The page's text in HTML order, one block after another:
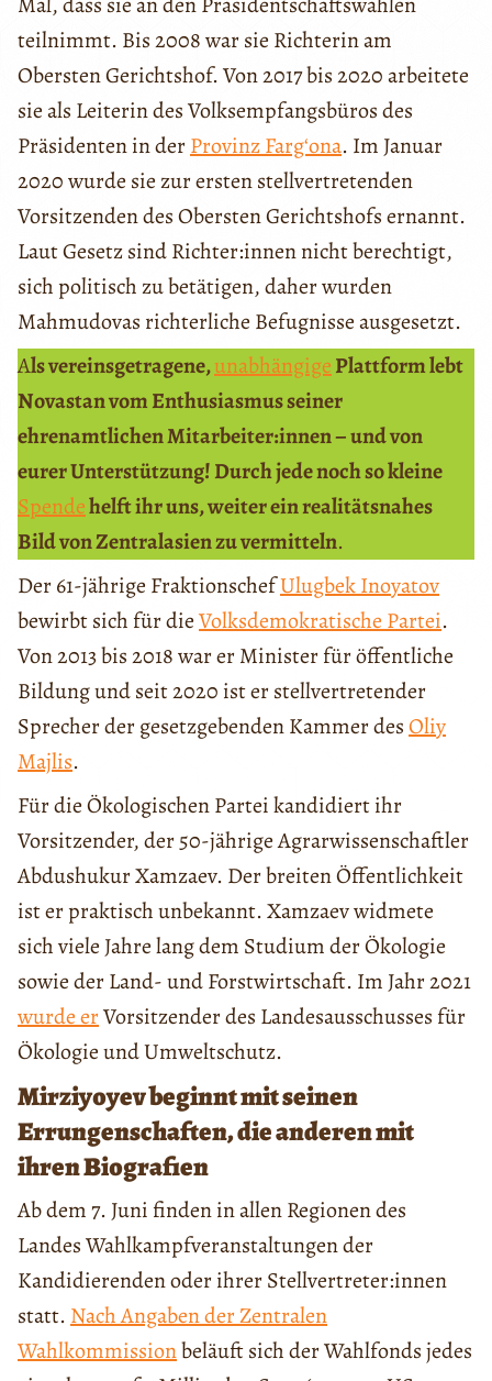
teilnimmt. Bis 2008 war sie Richterin am
Obersten Gerichtshof. Von 2017 bis 2020 arbeitete
sie als Leiterin des Volksempfangsbüros des
Präsidenten in derProvinz Fargʻona. Im Januar
2020 wurde sie zur ersten stellvertretenden
Vorsitzenden des Obersten Gerichtshofs ernannt.
Laut Gesetz sind Richter:innen nicht berechtigt,
sich politisch zu betätigen, daher wurden
Mahmudovas richterliche Befugnisse ausgesetzt.
Als vereinsgetragene,unabhängigePlattform lebt
Novastan vom Enthusiasmus seiner
ehrenamtlichen Mitarbeiter:innen – und von
eurer Unterstützung! Durch jede noch so kleine
Spendehelft ihr uns, weiter ein realitätsnahes
Bild von Zentralasien zu vermitteln.
Der 61-jährige FraktionschefUlugbek Inoyatov
bewirbt sich für dieVolksdemokratische Partei.
Von 2013 bis 2018 war er Minister für öffentliche
Bildung und seit 2020 ist er stellvertretender
Sprecher der gesetzgebenden Kammer desOliy
Majlis.
Für die Ökologischen Partei kandidiert ihr
Vorsitzender, der 50-jährige Agrarwissenschaftler
Abdushukur Xamzaev. Der breiten Öffentlichkeit
ist er praktisch unbekannt. Xamzaev widmete
sich viele Jahre lang dem Studium der Ökologie
sowie der Land- und Forstwirtschaft. Im Jahr 2021
wurde erVorsitzender des Landesausschusses für
Ökologie und Umweltschutz.
Mirziyoyev beginnt mit seinen
Errungenschaften, die anderen mit
ihren Biografien
Ab dem 7. Juni finden in allen Regionen des
Landes Wahlkampfveranstaltungen der
Kandidierenden oder ihrer Stellvertreter:innen
statt. Nach Angaben der Zentralen
Wahlkommissionbeläuft sich der Wahlfonds jedes